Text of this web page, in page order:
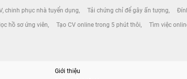
chinh phục nhà tuyển dụng Tải chứng chỉ để gây ấn tượng
hồ sơ ứng viên Tạo CV online trong 5 phút thôi Tìm việc
Giới thiệu